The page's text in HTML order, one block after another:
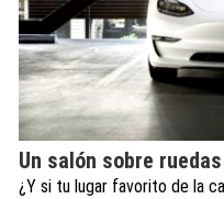
Un salón sobre ruedas
¿Y si tu lugar favorito de la